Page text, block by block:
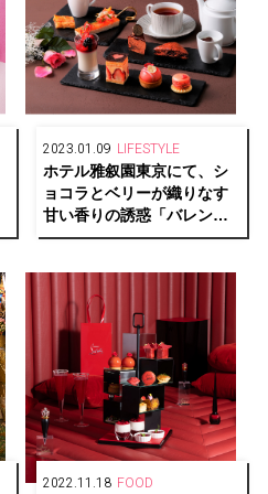
2023.01.09 LIFESTYLE
ホテル雅叙園東京にて、シ
ョコラとベリーが織りなす
甘い香りの誘惑「バレンタ
インアフタヌーンティー」
2022.11.18 FOOD